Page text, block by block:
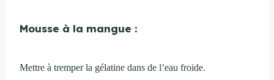
Mousse à la mangue :
Mettre à tremper la gélatine dans de l’eau froide.